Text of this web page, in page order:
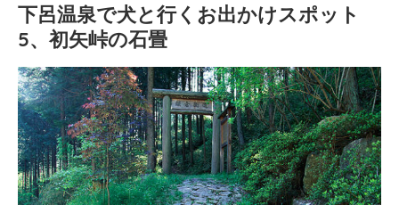
下呂温泉で犬と行くお出かけスポット
5、初矢峠の石畳